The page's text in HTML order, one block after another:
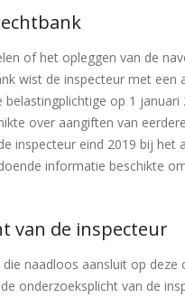
of het opleggen van de
wist de inspecteur met een
op 1 januari
over aangiften van
inspecteur eind 2019 bij het
informatie beschikte
van de inspecteur
naadloos aansluit op deze
onderzoeksplicht van de